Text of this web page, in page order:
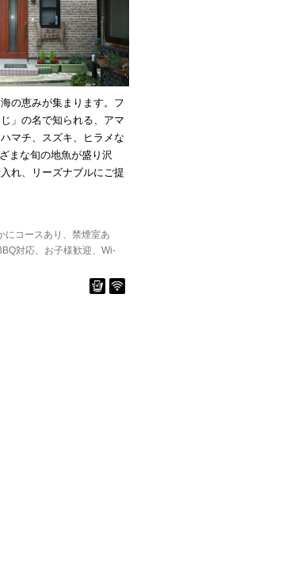
の恵みが集まります。フ
」の名で知られる、アマ
マチ、スズキ、ヒラメな
まな旬の地魚が盛り沢
れ、リーズナブルにご提
にコースあり
禁煙室あ
対応 お子様歓迎
Wi-